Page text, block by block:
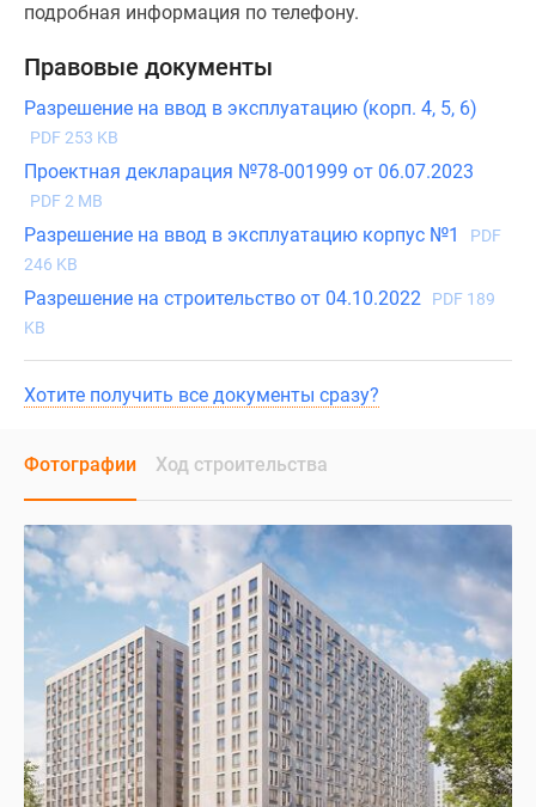
подробная информация по телефону.
Правовые документы
Разрешение на ввод в эксплуатацию (корп. 4, 5, 6)
PDF 253 KB
Проектная декларация №78-001999 от 06.07.2023
PDF 2 MB
Разрешение на ввод в эксплуатацию корпус №1
PDF
246 KB
Разрешение на строительство от 04.10.2022
PDF 189
KB
Хотите получить все документы сразу?
Фотографии Ход строительства